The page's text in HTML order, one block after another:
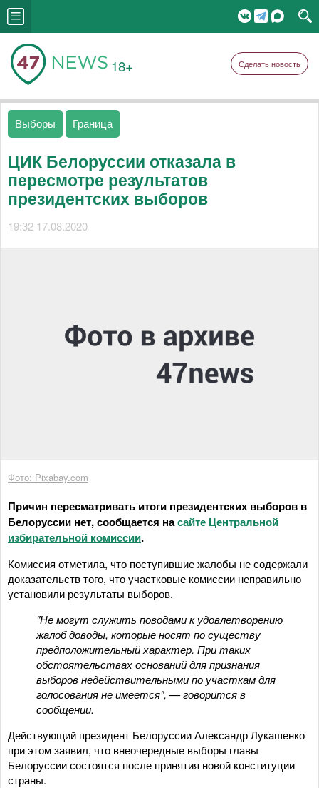
18+ Сделать новость
Выборы Граница
ЦИК Белоруссии отказала в
пересмотре результатов
президентских выборов
19:32 17.08.2020
Фото: Pixabay.com
Причин пересматривать итоги президентских выборов в
Белоруссии нет, сообщается насайте Центральной
избирательной комиссии.
Комиссия отметила, что поступившие жалобы не содержали
доказательств того, что участковые комиссии неправильно
установили результаты выборов.
"Не могут служить поводами к удовлетворению
жалоб доводы, которые носят по существу
предположительный характер. При таких
обстоятельствах оснований для признания
выборов недействительными по участкам для
голосования не имеется", — говорится в
сообщении.
Действующий президент Белоруссии Александр Лукашенко
при этом заявил, что внеочередные выборы главы
Белоруссии состоятся после принятия новой конституции
страны.